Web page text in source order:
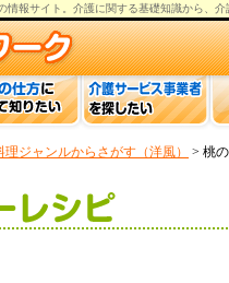
情報サイト。 介護に関する基礎知識から、 介
理ジャンルからさがす（洋風） > 桃